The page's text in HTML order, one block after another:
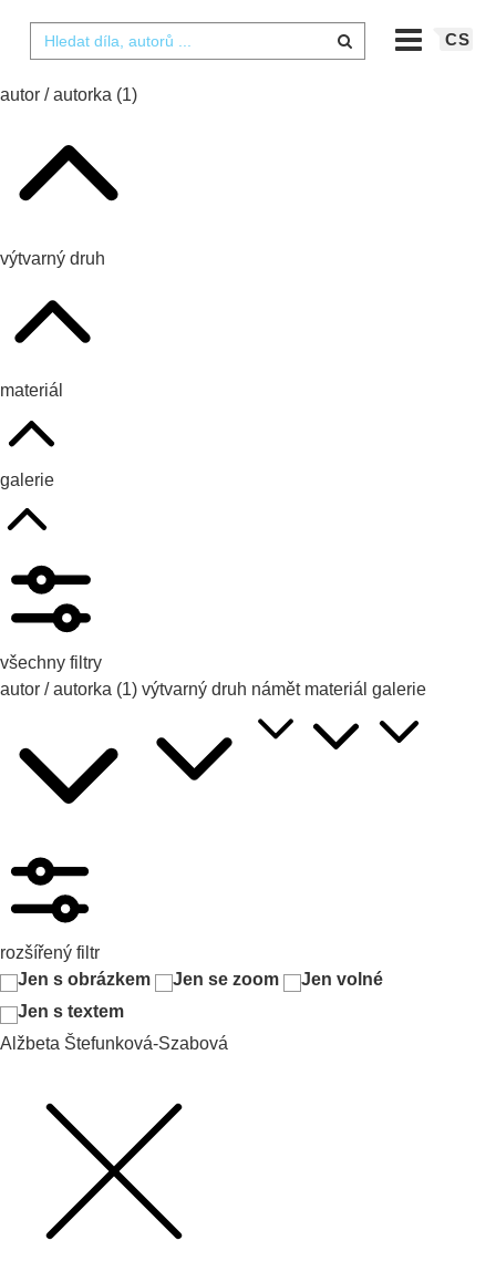
CS
autor / autorka (1)
výtvarný druh
materiál
galerie
všechny filtry
autor / autorka (1) výtvarný druh námět materiál galerie
rozšířený filtr
Jen s obrázkem
Jen se zoom
Jen volné
Jen s textem
Alžbeta Štefunková-Szabová